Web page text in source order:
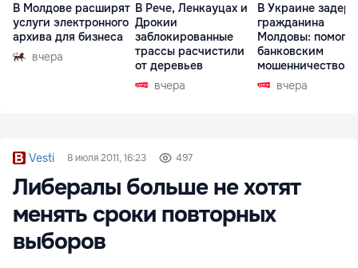
В Молдове расширят
услуги электронного
архива для бизнеса
вчера
В Рече, Ленкауцах и
Дрокии
заблокированные
трассы расчистили
от деревьев
вчера
В Украине
гражданина
Молдовы:
банковским
мошенничеством
Чехиивчера
Vesti 8 июля 2011, 16:23 497
Либералы больше не хотят
менять сроки повторных
выборов